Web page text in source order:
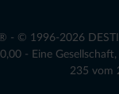
- © 1996-2026
- Eine
235 vom